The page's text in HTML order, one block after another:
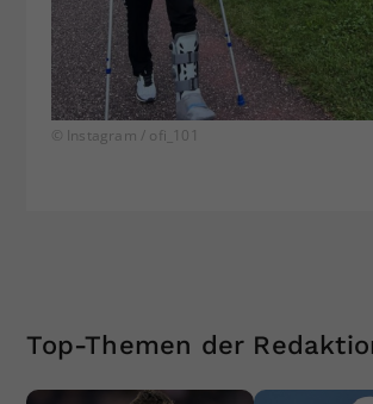
© Instagram / ofi_101
Top-Themen der